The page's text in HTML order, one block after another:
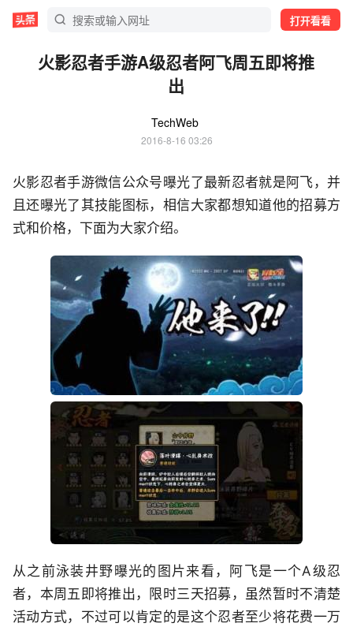
打开看看
火影忍者手游A级忍者阿飞周五即将推
出
TechWeb
2016-8-16 03:26
火影忍者手游微信公众号曝光了最新忍者就是阿飞，并
且还曝光了其技能图标，相信大家都想知道他的招募方
式和价格，下面为大家介绍。
从之前泳装井野曝光的图片来看，阿飞是一个A级忍
者，本周五即将推出，限时三天招募，虽然暂时不清楚
活动方式，不过可以肯定的是这个忍者至少将花费一万